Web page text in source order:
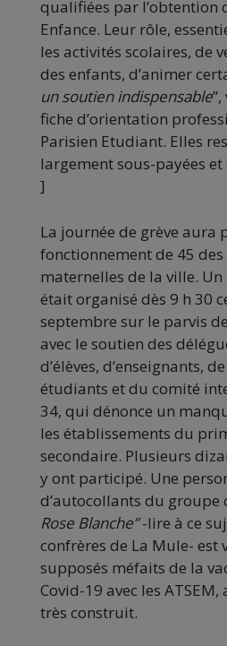
qualifiées par l’obtention
Enfance. Leur rôle,
les activités scolaires, de
des enfants, d’animer
un soutien indispensable
fiche d’orientation
Parisien Etudiant. Elles
largement sous-payées et
]
La journée de grève aura
fonctionnement de 45 des
maternelles de la ville.
était organisé dès 9 h 30
septembre sur le parvis
avec le soutien des
d’élèves, d’enseignants,
étudiants et du comité
34, qui dénonce un
les établissements du
secondaire. Plusieurs
y ont participé. Une
d’autocollants du groupe
Rose Blanche”-lire à ce
confrères de La Mule- est
supposés méfaits de la
Covid-19 avec les
très construit.